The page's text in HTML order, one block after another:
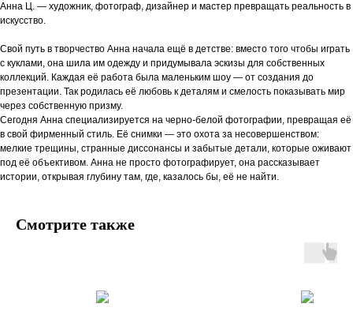
Анна Ц. — художник, фотограф, дизайнер и мастер превращать реальность в
искусство.
Свой путь в творчество Анна начала ещё в детстве: вместо того чтобы играть
с куклами, она шила им одежду и придумывала эскизы для собственных
коллекций. Каждая её работа была маленьким шоу — от создания до
презентации. Так родилась её любовь к деталям и смелость показывать мир
через собственную призму.
Сегодня Анна специализируется на черно-белой фотографии, превращая её
в свой фирменный стиль. Её снимки — это охота за несовершенством:
мелкие трещины, странные диссонансы и забытые детали, которые оживают
под её объективом. Анна не просто фотографирует, она рассказывает
истории, открывая глубину там, где, казалось бы, её не найти.
Смотрите также